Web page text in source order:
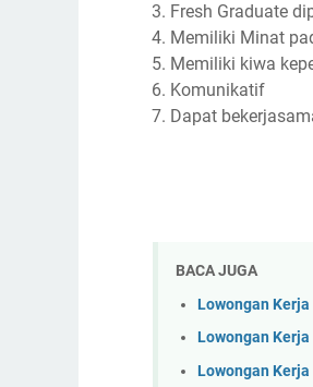
Fresh Graduate
Memiliki Minat
Memiliki kiwa
Komunikatif
Dapat
BACA JUGA
Lowongan
Lowongan
Lowongan